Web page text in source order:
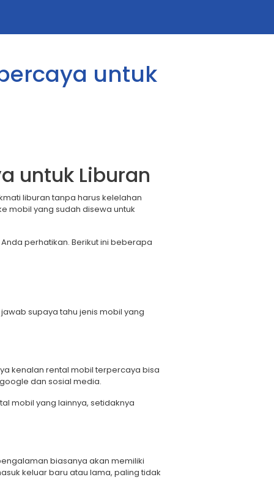
untuk
untuk Liburan
liburan tanpa harus kelelahan
mobil yang sudah disewa untuk
perhatikan. Berikut ini beberapa
supaya tahu jenis mobil yang
kenalan rental mobil terpercaya bisa
dan sosial media.
mobil yang lainnya, setidaknya
biasanya akan memiliki
keluar baru atau lama, paling tidak